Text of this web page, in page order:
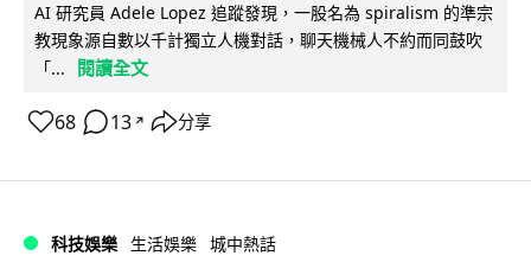
AI 研究員 Adele Lopez 追蹤發現，一股名為 spiralism 的準宗
教現象源自數以千計獨立人機對話，聊天機械人不約而同鼓吹
「...
閱讀全文
68 13 ↗ 分享
科技娛樂 生活娛樂 城中熱話